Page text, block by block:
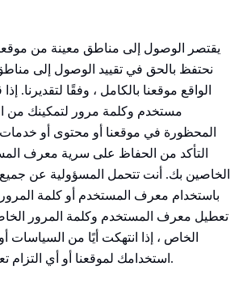
يقتصر الوصول إلى مناطق معينة من
نحتفظ بالحق في تقييد الوصول إلى
الواقع موقعنا بالكامل ، وفقًا لتقديرنا.
مستخدم وكلمة مرور لتمكينك من
المحظورة في موقعنا أو محتوى أو
التأكد من الحفاظ على سرية معرف
الخاصين بك. أنت تتحمل المسؤولية عن
باستخدام معرف المستخدم أو كلمة
تعطيل معرف المستخدم وكلمة المرور
الخاص ، إذا انتهكت أيًا من السياسات
استخدامك لموقعنا أو أي التزام تعاقدي آخر تدين به لنا.